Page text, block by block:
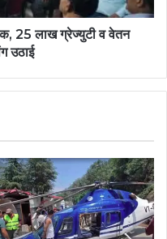
25 लाख ग्रेज्युटी व वेतन
उठाई